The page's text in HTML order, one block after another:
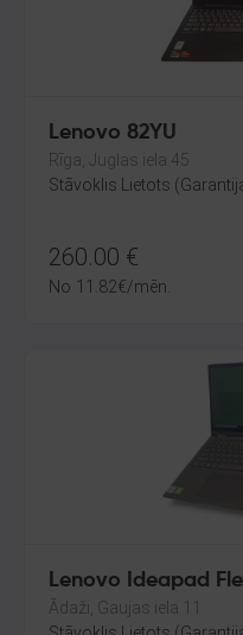
Lenovo 82YU
Rīga, Juglas iela 45
Stāvoklis Lietots
260.00 €
No 11.82€/mēn.
Lenovo Ideapad
Ādaži, Gaujas iela 11